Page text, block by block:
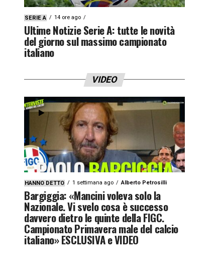
SERIE A 14 ore ago
Ultime Notizie Serie A: tutte le novità
del giorno sul massimo campionato
italiano
VIDEO
HANNO DETTO 1 settimana ago Alberto Petrosilli
Bargiggia: «Mancini voleva solo la
Nazionale. Vi svelo cosa è successo
davvero dietro le quinte della FIGC.
Campionato Primavera male del calcio
italiano» ESCLUSIVA e VIDEO